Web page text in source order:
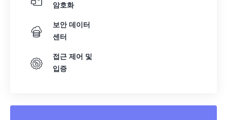
암호화
보안 데이터
센터
접근 제어 및
입증